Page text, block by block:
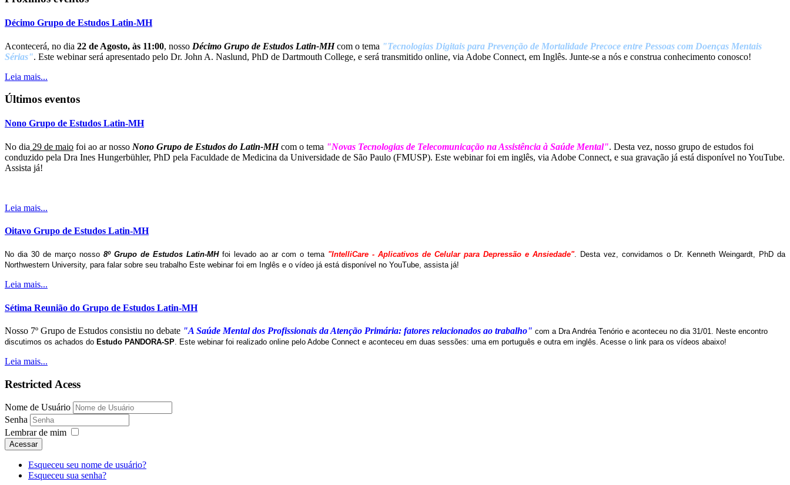
Décimo Grupo de Estudos Latin-MH
Acontecerá, no dia 22 de Agosto, às 11:00, nosso Décimo Grupo de Estudos Latin-MHcom o tema "Tecnologias Digitais para Prevenção de Mortalidade Precoce entre Pessoas com Doenças Mentais
Sérias". Este webinar será apresentado pelo Dr. John A. Naslund, PhD de Dartmouth College, e será transmitido online, via Adobe Connect, em Inglês. Junte-se a nós e construa conhecimento conosco!
Leia mais...
Últimos eventos
Nono Grupo de Estudos Latin-MH
No dia 29 de maio foi ao ar nosso Nono Grupo de Estudos do Latin-MHcom o tema "Novas Tecnologias de Telecomunicação na Assistência à Saúde Mental". Desta vez, nosso grupo de estudos foi
conduzido pela Dra Ines Hungerbühler, PhD pela Faculdade de Medicina da Universidade de São Paulo (FMUSP). Este webinar foi em inglês, via Adobe Connect, e sua gravação já está disponível no YouTube.
Assista já!
Leia mais...
Oitavo Grupo de Estudos Latin-MH
No dia 30 de março nosso 8º Grupo de Estudos Latin-MHfoi levado ao ar com o tema "IntelliCare - Aplicativos de Celular para Depressão e Ansiedade". Desta vez, convidamos o Dr. Kenneth Weingardt, PhD da
Northwestern University, para falar sobre seu trabalho Este webinar foi em Inglês e o vídeo já está disponível no YouTube, assista já!
Leia mais...
Sétima Reunião do Grupo de Estudos Latin-MH
Nosso 7º Grupo de Estudos consistiu no debate "A Saúde Mental dos Profissionais da Atenção Primária: fatores relacionados ao trabalho" com a Dra Andréa Tenório e aconteceu no dia 31/01. Neste encontro
discutimos os achados do Estudo PANDORA-SP . Este webinar foi realizado online pelo Adobe Connect e aconteceu em duas sessões: uma em português e outra em inglês. Acesse o link para os vídeos abaixo!
Leia mais...
Restricted Acess
Nome de Usuário
Senha
Lembrar de mim
Acessar
Esqueceu seu nome de usuário?
Esqueceu sua senha?